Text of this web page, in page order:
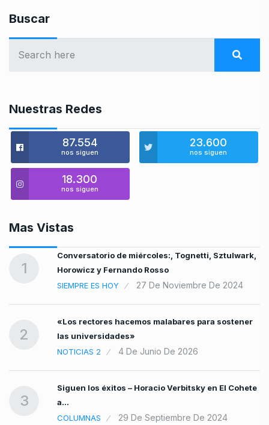
Buscar
Nuestras Redes
87.554
nos siguen
23.600
nos siguen
18.300
nos siguen
Mas Vistas
1
Conversatorio de miércoles:, Tognetti, Sztulwark,
Horowicz y Fernando Rosso
SIEMPRE ES HOY
27 De Noviembre De 2024
2
«Los rectores hacemos malabares para sostener
las universidades»
NOTICIAS 2
4 De Junio De 2026
3
Siguen los éxitos – Horacio Verbitsky en El Cohete
a…
COLUMNAS
29 De Septiembre De 2024